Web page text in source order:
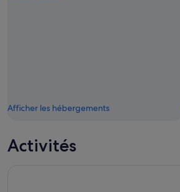
Afficher les hébergements
Activités